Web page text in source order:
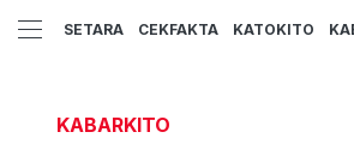
SETARA CEKFAKTA KATOKITO
KABARKITO